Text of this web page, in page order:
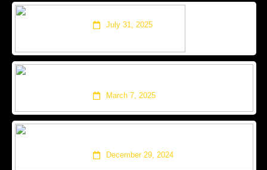
July 31, 2025
March 7, 2025
December 29, 2024